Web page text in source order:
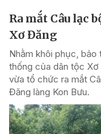
Ra mắt Câu lạc
Xơ Đăng
Nhằm khôi phục, bảo
thống của dân tộc Xơ
vừa tổ chức ra mắt
Đăng làng Kon Bưu.